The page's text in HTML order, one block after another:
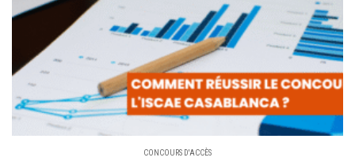
CONCOURS D'ACCÈS